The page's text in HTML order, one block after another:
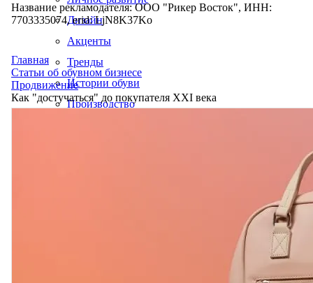
Дизайн
Акценты
Тренды
Истории обуви
Производство
Название рекламодателя: ООО "Рикер Восток", ИНН:
7703335074, erid: LjN8K37Ko
Главная
Статьи об обувном бизнесе
Продвижение
Как "достучаться" до покупателя ХХI века